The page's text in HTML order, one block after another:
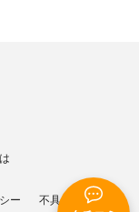
ー 不具合報告